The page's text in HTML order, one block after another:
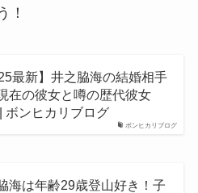
！
ボンヒカリブログ
最新】井之脇海の結婚相手
在の彼女と噂の歴代彼女
ボンヒカリブログ
海は年齢29歳登山好き！子